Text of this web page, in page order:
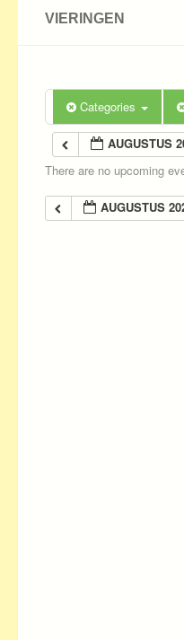
VIERINGEN
Categories
AUGUSTUS
There are no upcoming
AUGUSTUS